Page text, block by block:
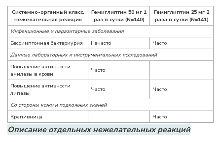
Системно-органный класс,
нежелательная реакция
Гемиглиптин 50 мг 1
раз в сутки (N=140)
Гемиглиптин 25 мг 2
раза в сутки (N=141)
Инфекционные и паразитарные заболевания
Бессимптомная бактериурия
Нечасто
Часто
Данные лабораторных и инструментальных исследований
Повышение активности
амилазы в крови
Часто
Повышение активности
липазы
Часто Часто
Со стороны кожи и подкожных тканей
Крапивница
Часто
Описание отдельных нежелательных реакций